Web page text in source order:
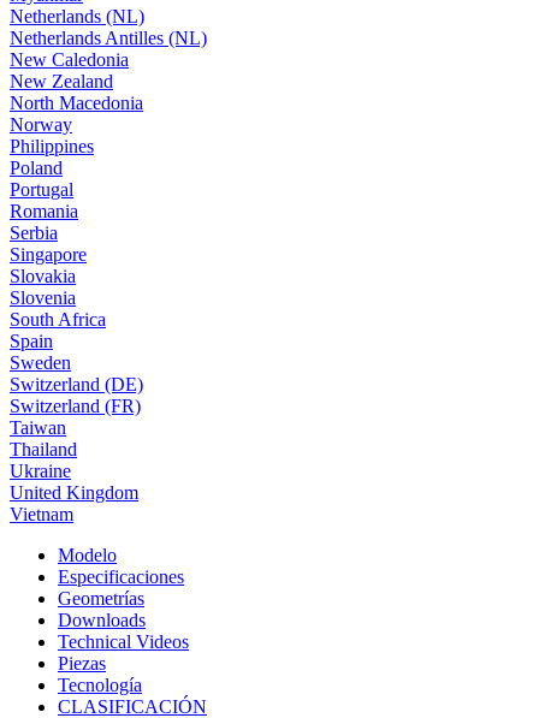
Netherlands (NL)
Netherlands Antilles (NL)
New Caledonia
New Zealand
North Macedonia
Norway
Philippines
Poland
Portugal
Romania
Serbia
Singapore
Slovakia
Slovenia
South Africa
Spain
Sweden
Switzerland (DE)
Switzerland (FR)
Taiwan
Thailand
Ukraine
United Kingdom
Vietnam
Modelo
Especificaciones
Geometrías
Downloads
Technical Videos
Piezas
Tecnología
CLASIFICACIÓN